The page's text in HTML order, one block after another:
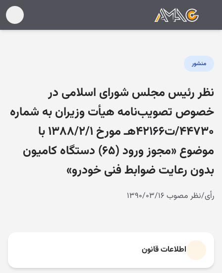
منشور
نظر رئیس مجلس شورای اسلامی در
خصوص تصویب‌نامه هیأت وزیران به شماره
۴۴۷۳۰/ت۴۲۱۶۶هـ مورخ ۱۳۸۸/۲/۱ با
موضوع «مجوز ورود (۶۵) دستگاه کامیون
بدون رعایت ضوابط فنی خودرو»
رأی/نظر مصوب ۱۳۹۰/۰۳/۱۶
اطلاعات قانون